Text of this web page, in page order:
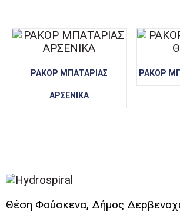
ΡΑΚΟΡ ΜΠΑΤΑΡΙΑΣ
ΑΡΣΕΝΙΚΑ
ΡΑΚΟΡ
Θέση Φούσκενα, Δήμος